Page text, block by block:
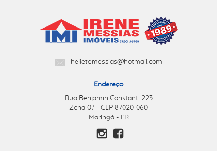
helietemessias@hotmail.com
Endereço
Rua Benjamin Constant, 223
Zona 07 - CEP 87020-060
Maringá - PR